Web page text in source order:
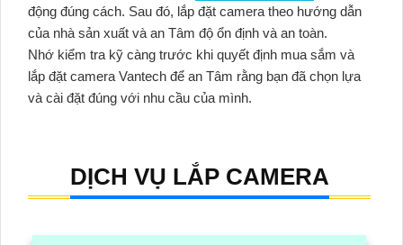
động đúng cách. Sau đó, lắp đặt camera theo hướng dẫn
của nhà sản xuất và an Tâm độ ổn định và an toàn.
Nhớ kiểm tra kỹ càng trước khi quyết định mua sắm và
lắp đặt camera Vantech để an Tâm rằng bạn đã chọn lựa
và cài đặt đúng với nhu cầu của mình.
DỊCH VỤ LẮP CAMERA